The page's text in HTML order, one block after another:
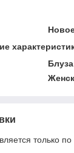
Блуза
только по